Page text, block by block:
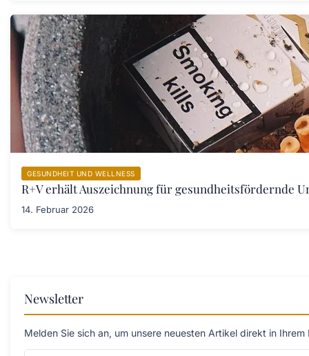
GESUNDHEIT UND WELLNESS
R+V erhält Auszeichnung für gesundheitsfördernde
14. Februar 2026
Newsletter
Melden Sie sich an, um unsere neuesten Artikel direkt in